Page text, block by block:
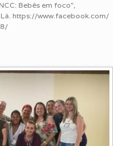
Bebês em foco”,
https://www.facebook.com/